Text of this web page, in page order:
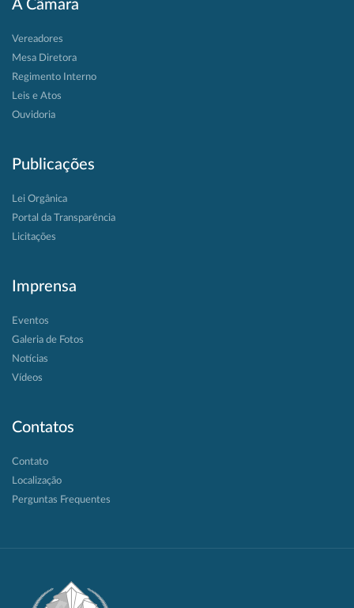
A Câmara
Vereadores
Mesa Diretora
Regimento Interno
Leis e Atos
Ouvidoria
Publicações
Lei Orgânica
Portal da Transparência
Licitações
Imprensa
Eventos
Galeria de Fotos
Notícias
Vídeos
Contatos
Contato
Localização
Perguntas Frequentes